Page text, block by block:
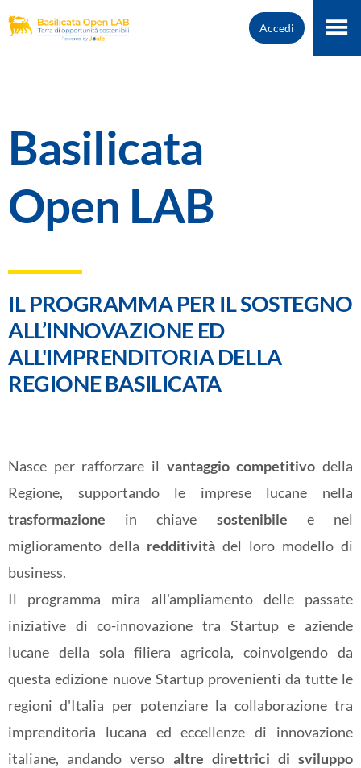
Accedi
Basilicata
Open LAB
IL PROGRAMMA PER IL SOSTEGNO
ALL’INNOVAZIONE ED
ALL'IMPRENDITORIA DELLA
REGIONE BASILICATA
Nasce per rafforzare il vantaggio competitivodella
Regione, supportando le imprese lucane nella
trasformazione in chiave sostenibile e nel
miglioramento della redditività del loro modello di
business.
Il programma mira all'ampliamento delle passate
iniziative di co-innovazione tra Startup e aziende
lucane della sola filiera agricola, coinvolgendo da
questa edizione nuove Startup provenienti da tutte le
regioni d'Italia per potenziare la collaborazione tra
imprenditoria lucana ed eccellenze di innovazione
italiane, andando verso altre direttrici di sviluppo